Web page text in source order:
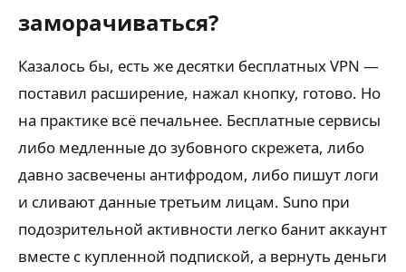
заморачиваться?
Казалось бы, есть же десятки бесплатных VPN —
поставил расширение, нажал кнопку, готово. Но
на практике всё печальнее. Бесплатные сервисы
либо медленные до зубовного скрежета, либо
давно засвечены антифродом, либо пишут логи
и сливают данные третьим лицам. Suno при
подозрительной активности легко банит аккаунт
вместе с купленной подпиской, а вернуть деньги